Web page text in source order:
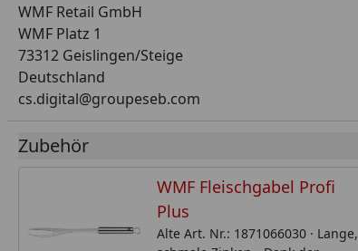
WMF Retail GmbH
WMF Platz 1
73312 Geislingen/Steige
Deutschland
cs.digital@groupeseb.com
Zubehör
WMF Fleischgabel Profi
Plus
Alte Art. Nr.: 1871066030 · Lange,